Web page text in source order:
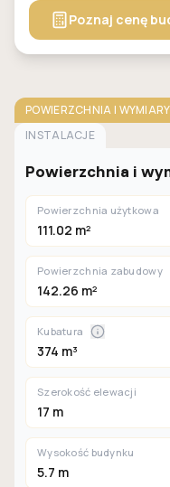
Poznaj cenę
POWIERZCHNIA I WYMIARY
INSTALACJE
Powierzchnia i
Powierzchnia użytkowa
111.02 m²
Powierzchnia zabudowy
142.26 m²
Kubatura
374 m³
Szerokość elewacji
17 m
Wysokość budynku
5.7 m